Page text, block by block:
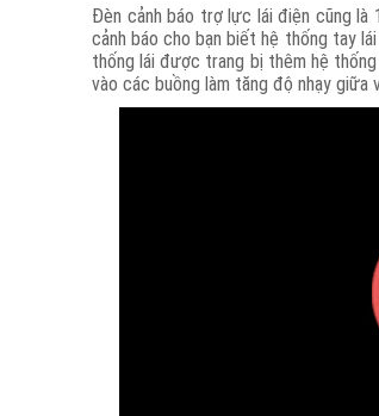
Đèn cảnh báo trợ lực lái điện cũng là
cảnh báo cho bạn biết hệ thống tay
thống lái được trang bị thêm hệ
vào các buồng làm tăng độ nhạy giữa